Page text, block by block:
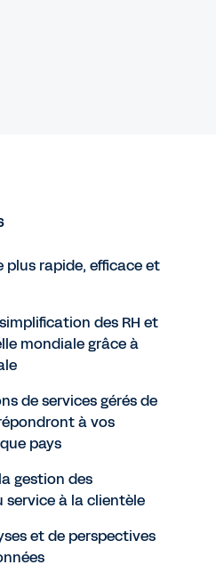
plus rapide, efficace et
des RH et
mondiale grâce à
de services gérés de
à vos
pays
gestion des
service à la clientèle
et de perspectives